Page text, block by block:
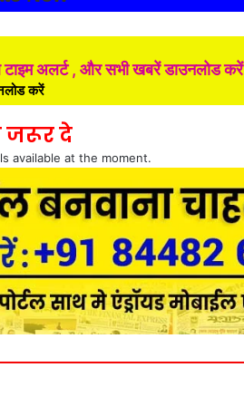
टाइम अलर्ट , और सभी खबरें डाउनलोड करें
करें
जरूर दे
available at the moment.